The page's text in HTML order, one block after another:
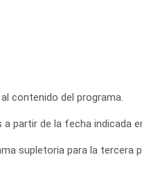
contenido del programa.
partir de la fecha indicada
supletoria para la